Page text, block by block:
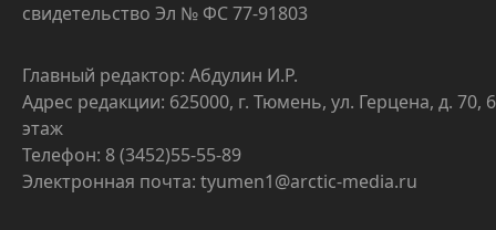
свидетельство Эл № ФС 77-91803
Главный редактор: Абдулин И.Р.
Адрес редакции: 625000, г. Тюмень, ул. Герцена, д. 70, 6
этаж
Телефон: 8 (3452)55-55-89
Электронная почта: tyumen1@arctic-media.ru